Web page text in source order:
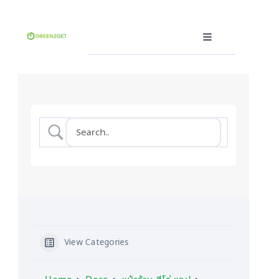
content
Toggle
Navigation
ซอฟต์แวร์ซื้อ-ขายขยะ
View Categories